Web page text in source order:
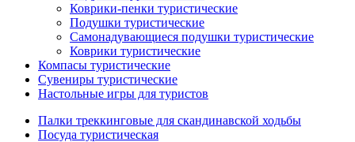
Коврики-пенки туристические
Подушки туристические
Самонадувающиеся подушки туристические
Коврики туристические
Компасы туристические
Сувениры туристические
Настольные игры для туристов
Палки треккинговые для скандинавской ходьбы
Посуда туристическая